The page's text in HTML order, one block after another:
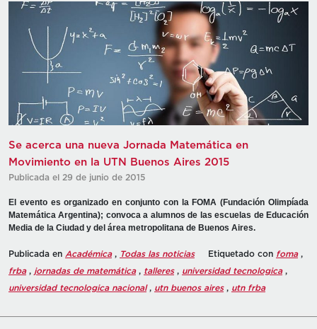
Se acerca una nueva Jornada Matemática en
Movimiento en la UTN Buenos Aires 2015
Publicada el 29 de junio de 2015
El evento es organizado en conjunto con la FOMA (Fundación Olimpíada
Matemática Argentina); convoca a alumnos de las escuelas de Educación
Media de la Ciudad y del área metropolitana de Buenos Aires.
Publicada en Académica, Todas las noticias Etiquetado con foma,
frba, jornadas de matemática, talleres, universidad tecnologica,
universidad tecnologica nacional, utn buenos aires, utn frba